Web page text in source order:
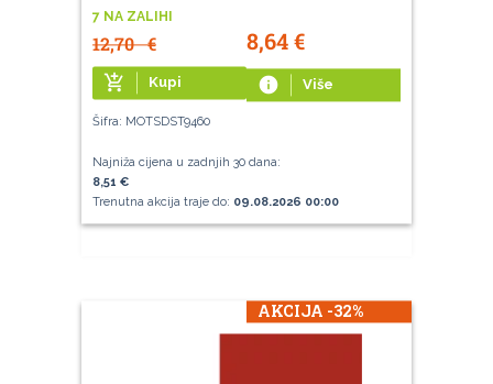
7 NA ZALIHI
12,70€ 8,64€
add_shopping_cart Kupi info Više
Šifra: MOTSDST9460
Najniža cijena u zadnjih 30 dana:
8,51 €
Trenutna akcija traje do: 09.08.2026 00:00
AKCIJA -32%